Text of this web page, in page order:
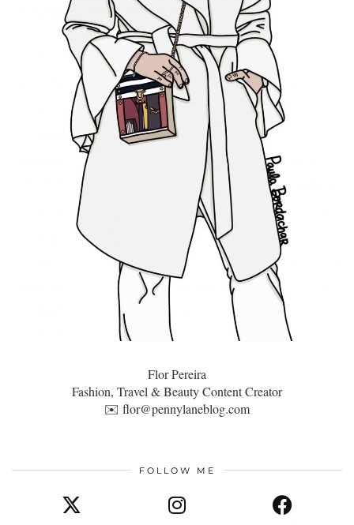
Flor Pereira
Fashion, Travel & Beauty Content Creator
✉️ flor@pennylaneblog.com
FOLLOW ME